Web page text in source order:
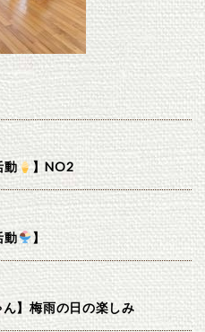
動 】NO2
動 】
】梅雨の日の楽しみ